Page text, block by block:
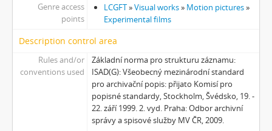
Genre access
points
LCGFT»Visual works» Motion pictures»
Experimental films
Description control area
Rules and/or
conventions used
Základní norma pro strukturu záznamu:
ISAD(G): Všeobecný mezinárodní standard
pro archivační popis: přijato Komisí pro
popisné standardy, Stockholm, Švédsko, 19. -
22. září 1999. 2. vyd. Praha: Odbor archivní
správy a spisové služby MV ČR, 2009.